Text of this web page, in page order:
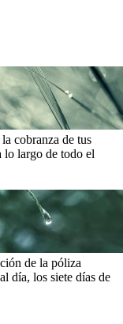
cobranza de tus
lo largo de todo el
de la póliza
día, los siete días de